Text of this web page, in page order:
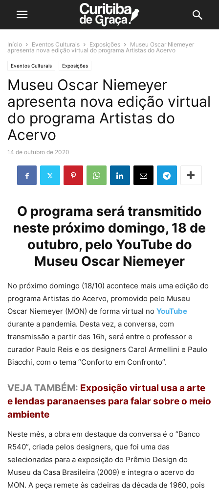
Início Eventos Culturais Exposições
Museu Oscar Niemeyer
apresenta nova edição virtual do programa Artistas do Acervo
Eventos Culturais Exposições
Museu Oscar Niemeyer
apresenta nova edição virtual
do programa Artistas do
Acervo
14 de outubro de 2020
O programa será transmitido
neste próximo domingo, 18 de
outubro, pelo YouTube do
Museu Oscar Niemeyer
No próximo domingo (18/10) acontece mais uma edição do
programa Artistas do Acervo, promovido pelo Museu
Oscar Niemeyer (MON) de forma virtual no YouTube
durante a pandemia. Desta vez, a conversa, com
transmissão a partir das 16h, será entre o professor e
curador Paulo Reis e os designers Carol Armellini e Paulo
Biacchi, com o tema “Conforto em Confronto”.
VEJA TAMBÉM: Exposição virtual usa a arte
e lendas paranaenses para falar sobre o meio
ambiente
Neste mês, a obra em destaque da conversa é o “Banco
R540”, criada pelos designers, que foi uma das
selecionadas para a exposição do Prêmio Design do
Museu da Casa Brasileira (2009) e integra o acervo do
MON. A peça remete às cadeiras da década de 1960, pois